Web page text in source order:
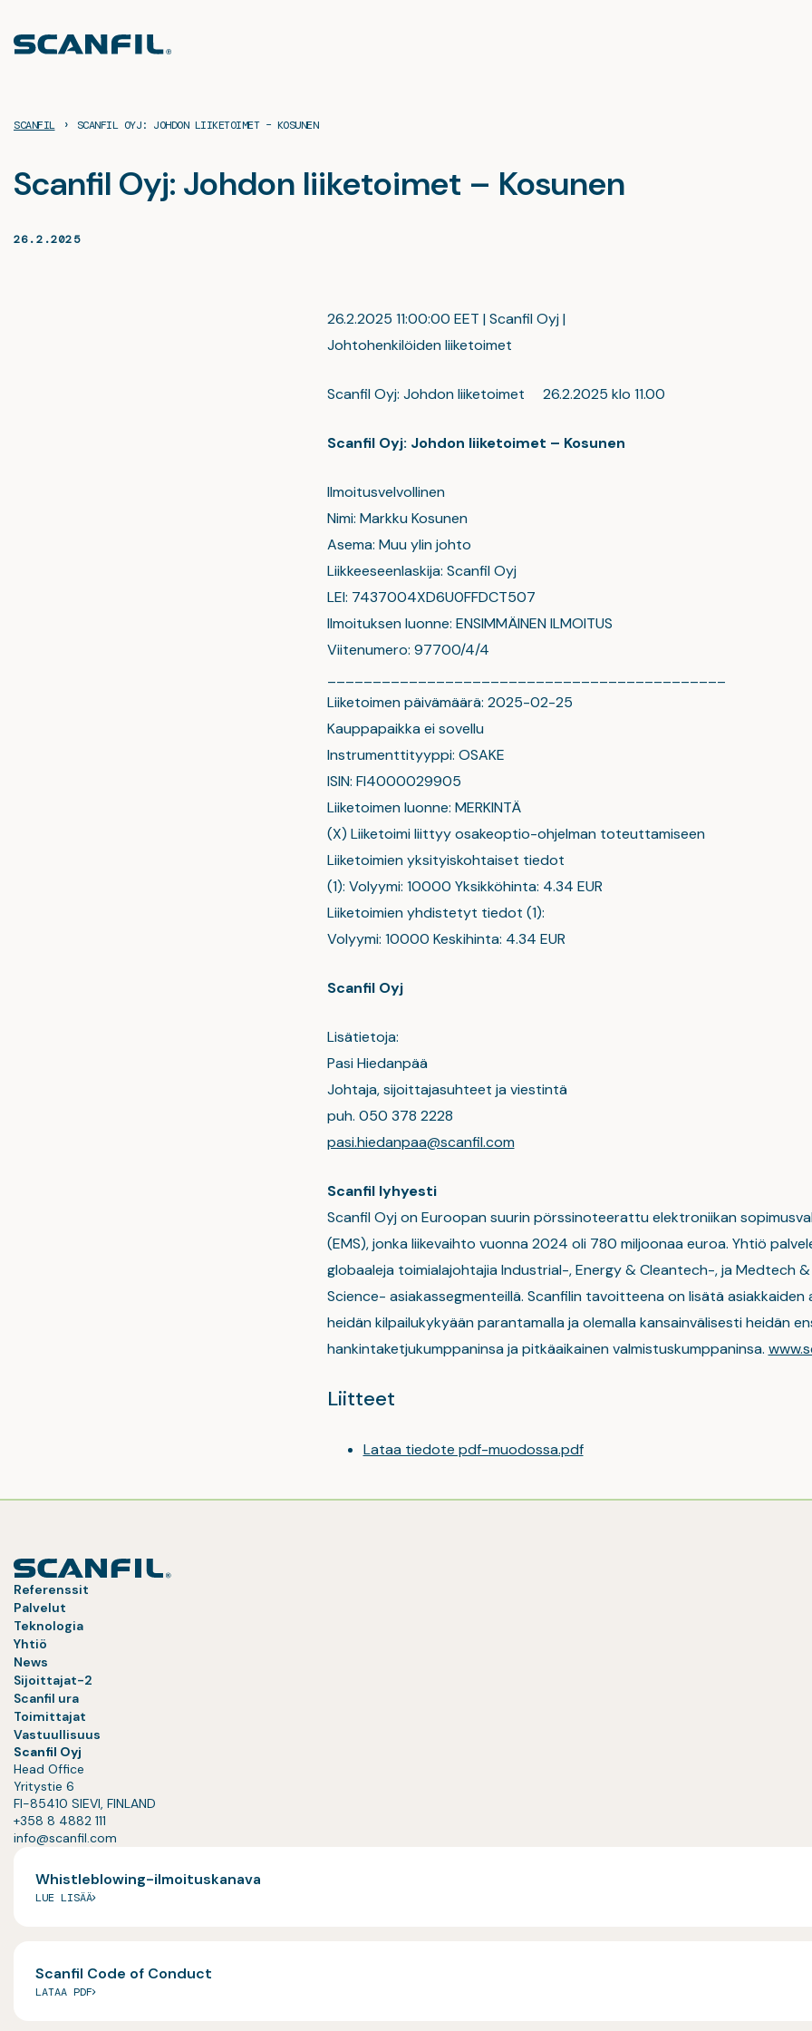
sisältöön
SCANFIL › SCANFIL OYJ: JOHDON LIIKETOIMET – KOSUNEN
Scanfil Oyj: Johdon liiketoimet – Kosunen
26.2.2025
26.2.2025 11:00:00 EET | Scanfil Oyj |
Johtohenkilöiden liiketoimet
Scanfil Oyj: Johdon liiketoimet 26.2.2025 klo 11.00
Scanfil Oyj: Johdon liiketoimet – Kosunen
Ilmoitusvelvollinen
Nimi: Markku Kosunen
Asema: Muu ylin johto
Liikkeeseenlaskija: Scanfil Oyj
LEI: 7437004XD6U0FFDCT507
Ilmoituksen luonne: ENSIMMÄINEN ILMOITUS
Viitenumero: 97700/4/4
Liiketoimen päivämäärä: 2025-02-25
Kauppapaikka ei sovellu
Instrumenttityyppi: OSAKE
ISIN: FI4000029905
Liiketoimen luonne: MERKINTÄ
(X) Liiketoimi liittyy osakeoptio-ohjelman toteuttamiseen
Liiketoimien yksityiskohtaiset tiedot
(1): Volyymi: 10000 Yksikköhinta: 4.34 EUR
Liiketoimien yhdistetyt tiedot (1):
Volyymi: 10000 Keskihinta: 4.34 EUR
Scanfil Oyj
Lisätietoja:
Pasi Hiedanpää
Johtaja, sijoittajasuhteet ja viestintä
puh. 050 378 2228
pasi.hiedanpaa@scanfil.com
Scanfil lyhyesti
Scanfil Oyj on Euroopan suurin pörssinoteerattu elektroniikan
(EMS), jonka liikevaihto vuonna 2024 oli 780 miljoonaa euroa. Yhtiö
globaaleja toimialajohtajia Industrial-, Energy & Cleantech-, ja Medtech &
Science- asiakassegmenteillä. Scanfilin tavoitteena on lisätä asiakkaiden
heidän kilpailukykyään parantamalla ja olemalla kansainvälisesti heidän
hankintaketjukumppaninsa ja pitkäaikainen valmistuskumppaninsa.
Liitteet
Lataa tiedote pdf-muodossa.pdf
Referenssit
Palvelut
Teknologia
Yhtiö
News
Sijoittajat-2
Scanfil ura
Toimittajat
Vastuullisuus
Scanfil Oyj
Head Office
Yritystie 6
FI-85410 SIEVI, FINLAND
+358 8 4882 111
info@scanfil.com
Whistleblowing-ilmoituskanava
LUE LISÄÄ
Scanfil Code of Conduct
LATAA PDF